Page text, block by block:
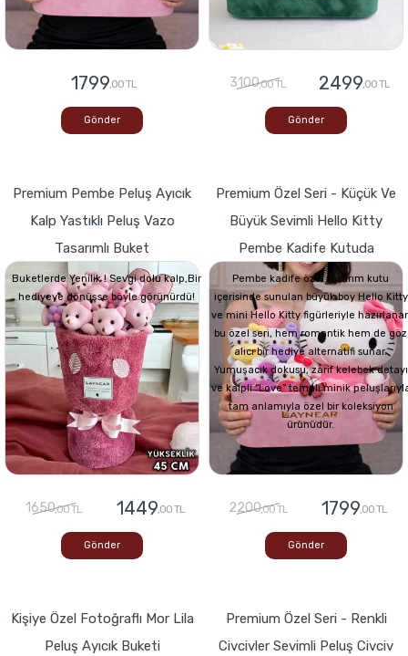
1799,00 TL
Gönder
3100,00 TL 2499,00 TL
Gönder
Premium Pembe Peluş Ayıcık
Kalp Yastıklı Peluş Vazo
Tasarımlı Buket
Buketlerde Yenilik ! Sevgi dolu kalp,Bir
hediyeye dönüşse böyle görünürdü!
1650,00 TL 1449,00 TL
Gönder
Premium Özel Seri - Küçük Ve
Büyük Sevimli Hello Kitty
Pembe Kadife Kutuda
Pembe kadife özel tasarım kutu
içerisinde sunulan büyük boy Hello Kitty
ve mini Hello Kitty figürleriyle
bu özel seri, hem romantik hem de göz
alıcı bir hediye alternatifi sunar.
Yumuşacık dokusu, zarif kelebek detayı
ve kalpli “Love” temalı minik
tam anlamıyla özel bir koleksiyon
ürünüdür.
2200,00 TL 1799,00 TL
Gönder
Kişiye Özel Fotoğraflı Mor Lila
Peluş Ayıcık Buketi
Premium Özel Seri - Renkli
Civcivler Sevimli Peluş Civciv